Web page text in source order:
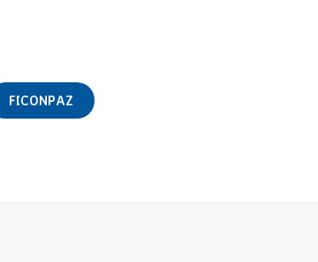
FICONPAZ